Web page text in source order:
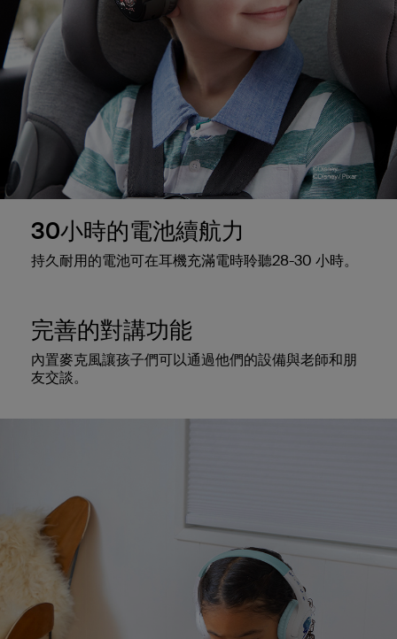
30小時的電池續航力
持久耐用的電池可在耳機充滿電時聆聽28-30 小時。
完善的對講功能
內置麥克風讓孩子們可以通過他們的設備與老師和朋
友交談。